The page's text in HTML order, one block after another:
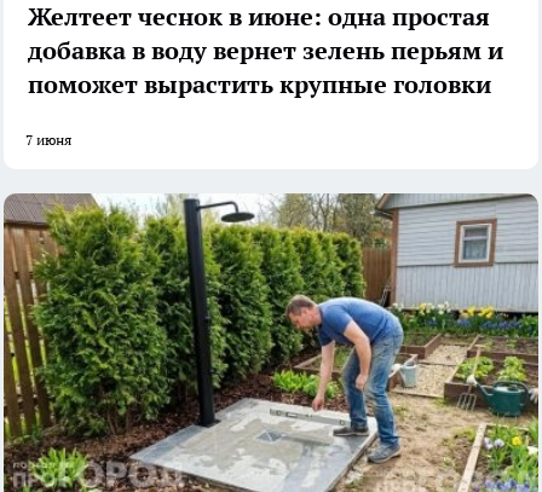
Желтеет чеснок в июне: одна простая
добавка в воду вернет зелень перьям и
поможет вырастить крупные головки
7 июня